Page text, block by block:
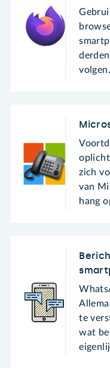
volgen.
zich
van
hang
te
wat